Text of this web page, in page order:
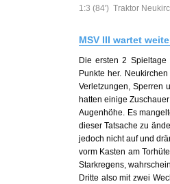
1:3 (84') Traktor
MSV III wartet
Die ersten 2
Punkte her.
Verletzungen, Sperren
hatten einige
Augenhöhe. Es
dieser Tatsache zu
jedoch nicht auf und
vorm Kasten am
Starkregens,
Dritte also mit zwei